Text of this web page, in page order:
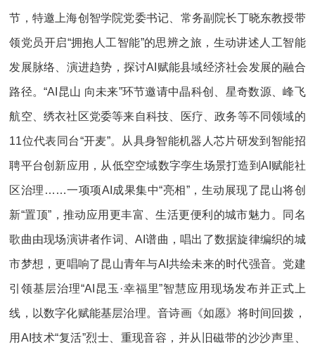
节，特邀上海创智学院党委书记、常务副院长丁晓东教授带
领党员开启“拥抱人工智能”的思辨之旅，生动讲述人工智能
发展脉络、演进趋势，探讨AI赋能县域经济社会发展的融合
路径。“AI昆山 向未来”环节邀请中晶科创、星奇数源、峰飞
航空、绣衣社区党委等来自科技、医疗、政务等不同领域的
11位代表同台“开麦”。从具身智能机器人芯片研发到智能招
聘平台创新应用，从低空空域数字孪生场景打造到AI赋能社
区治理……一项项AI成果集中“亮相”，生动展现了昆山将创
新“置顶”，推动应用更丰富、生活更便利的城市魅力。同名
歌曲由现场演讲者作词、AI谱曲，唱出了数据旋律编织的城
市梦想，更唱响了昆山青年与AI共绘未来的时代强音。党建
引领基层治理“AI昆玉·幸福里”智慧应用现场发布并正式上
线，以数字化赋能基层治理。音诗画《如愿》将时间回拨，
用AI技术“复活”烈士、重现音容，并从旧磁带的沙沙声里、